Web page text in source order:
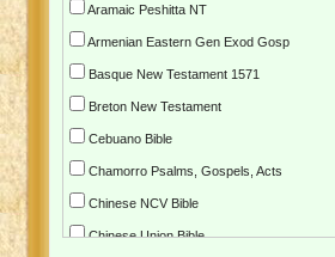
Aramaic Peshitta NT
Armenian Eastern Gen Exod Gosp
Basque New Testament 1571
Breton New Testament
Cebuano Bible
Chamorro Psalms, Gospels, Acts
Chinese NCV Bible
Chinese Union Bible